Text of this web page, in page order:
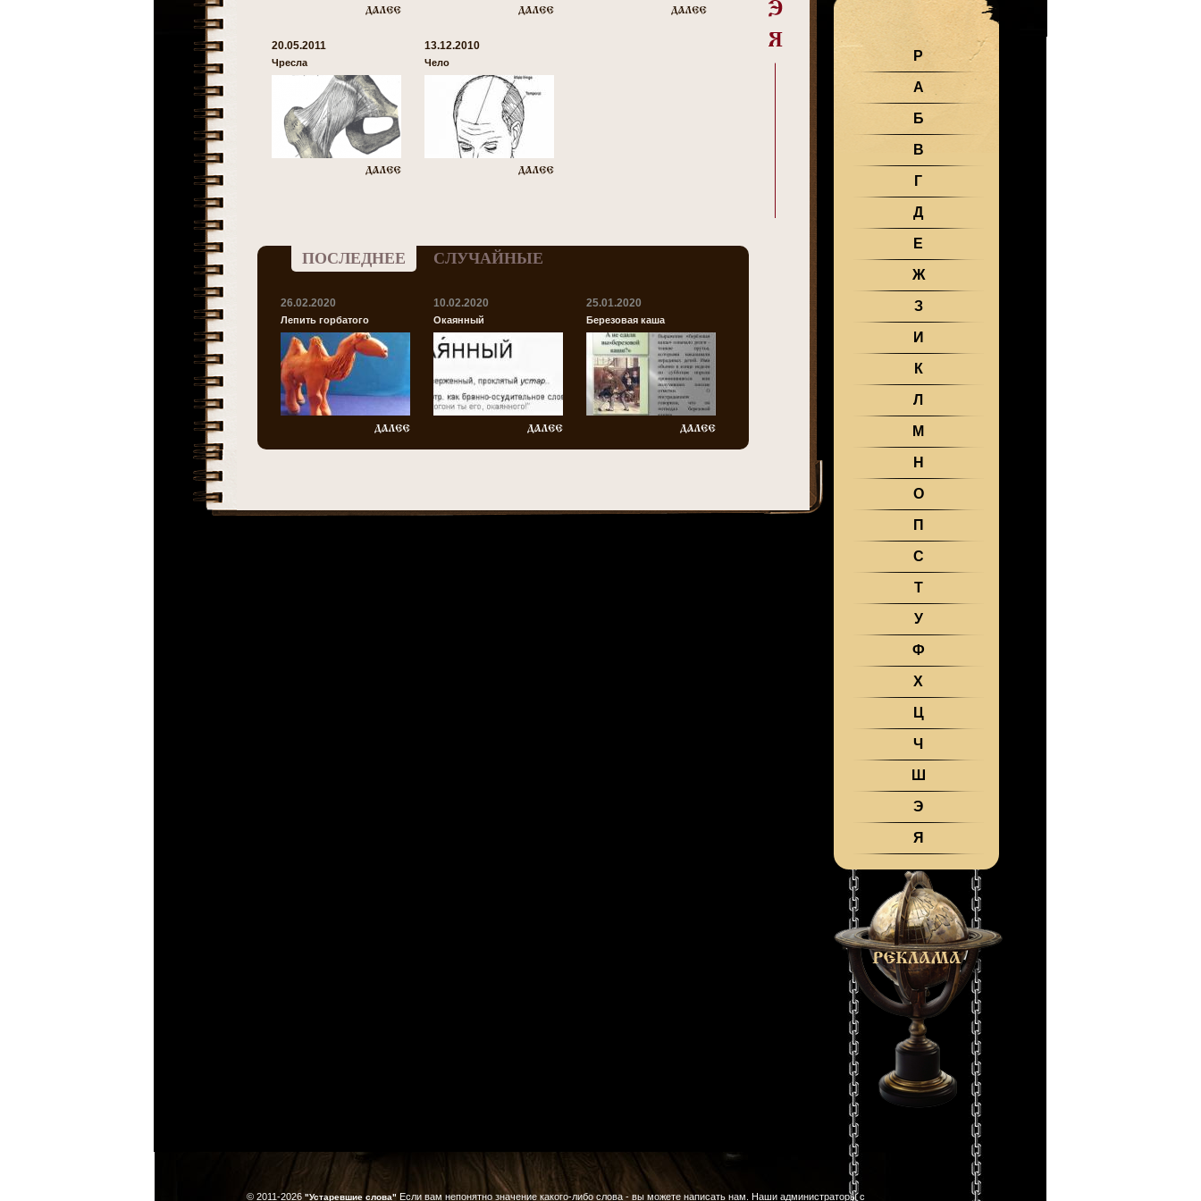
Р
А
Б
В
Г
Д
Е
Ж
З
И
К
Л
М
Н
О
П
С
Т
У
Ф
Х
Ц
Ч
Ш
Э
Я
20.05.2011
Чресла
13.12.2010
Чело
ПОСЛЕДНЕЕ СЛУЧАЙНЫЕ
26.02.2020
Лепить горбатого
10.02.2020
Окаянный
25.01.2020
Березовая каша
© 2011-2026 "Устаревшие слова" Если вам непонятно значение какого-либо слова - вы можете написать нам. Наши администраторы с